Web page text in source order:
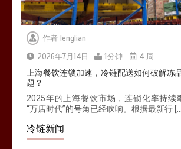
送如何打通关键一环
0 1分钟
作者 lenglian
2026年7月14日
1分钟 4 周
上海餐饮连锁加速，冷链配送如何破解冻
题？
2025年的上海餐饮市场，连锁化率持续
“万店时代”的号角已经吹响。根据最新行 […]
冷链新闻